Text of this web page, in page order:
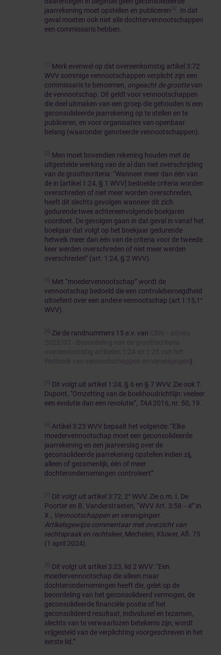
jaarrekening moet opstellen en publiceren [8]
. In dat
geval moeten ook niet alle dochtervennootschappen
een commissaris hebben.
[1] Merk evenwel op dat overeenkomstig artikel 3:72
WVV sommige vennootschappen verplicht zijn een
commissaris te benoemen, ongeacht de groottevan
de vennootschap. Dit geldt voor vennootschappen
die deel uitmaken van een groep die gehouden is een
geconsolideerde jaarrekening op te stellen en te
publiceren, en voor organisaties van openbaar
belang (waaronder genoteerde vennootschappen).
[2] Men moet bovendien rekening houden met de
uitgestelde werking van de al dan niet overschrijding
van de groottecriteria: “Wanneer meer dan één van
de in [artikel 1:24, § 1 WVV] bedoelde criteria worden
overschreden of niet meer worden overschreden,
heeft dit slechts gevolgen wanneer dit zich
gedurende twee achtereenvolgende boekjaren
voordoet. De gevolgen gaan in dat geval in vanaf het
boekjaar dat volgt op het boekjaar gedurende
hetwelk meer dan één van de criteria voor de tweede
keer werden overschreden of niet meer werden
overschreden” (art. 1:24, § 2 WVV).
[3] Met “moedervennootschap” wordt de
vennootschap bedoeld die een controlebevoegdheid
uitoefent over een andere vennootschap (art 1:15,1°
WVV).
[4] Zie de randnummers 15 e.v. van CBN ‒ advies
2022/03 - Beoordeling van de groottecriteria
overeenkomstig artikelen 1:24 en 1:25 van het
Wetboek van vennootschappen en verenigingen).
[5] Dit volgt uit artikel 1:24, § 6 en § 7 WVV. Zie ook T.
Dupont, “Omzetting van de boekhoudrichtlijn: veeleer
een evolutie dan een revolutie”, TAA 2016, nr. 50, 19.
[6] Artikel 3:23 WVV bepaalt het volgende: “Elke
moedervennootschap moet een geconsolideerde
jaarrekening en een jaarverslag over de
geconsolideerde jaarrekening opstellen indien zij,
alleen of gezamenlijk, één of meer
dochterondernemingen controleert”.
[7] Dit volgt uit artikel 3:72, 2° WVV. Zie o.m. I. De
Poorter en B. Vanderstraeten, “WVV Art. 3:58 ‒ 4” in
X., Vennootschappen en verenigingen.
Artikelsgewijze commentaar met overzicht van
rechtspraak en rechtsleer, Mechelen, Kluwer, Afl. 75
(1 april 2024).
[8] Dit volgt uit artikel 3:23, lid 2 WVV: “Een
moedervennootschap die alleen maar
dochterondernemingen heeft die, gelet op de
beoordeling van het geconsolideerd vermogen, de
geconsolideerde financiële positie of het
geconsolideerd resultaat, individueel en tezamen,
slechts van te verwaarlozen betekenis zijn, wordt
vrijgesteld van de verplichting voorgeschreven in het
eerste lid.”